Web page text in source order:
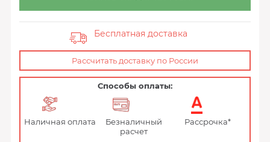
Бесплатная доставка
Рассчитать доставку по России
Способы оплаты:
Наличная оплата
Безналичный
расчет
Рассрочка*